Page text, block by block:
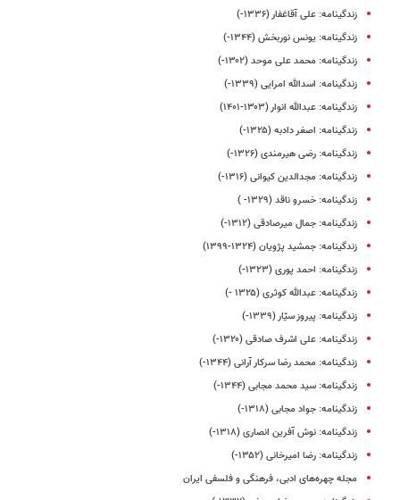
زندگینامه: علی آقاغفار (۱۳۳۶-)
زندگینامه: یونس نوربخش (۱۳۴۴-)
زندگینامه: محمد علی موحد (۱۳۰۲-)
زندگینامه: اسدالله امرایی (۱۳۳۹-)
زندگینامه: عبدالله انوار (۱۳۰۳-۱۴۰۱)
زندگینامه: اصغر دادبه (۱۳۲۵-)
زندگینامه: رضی هیرمندی (۱۳۲۶-)
زندگینامه: مجدالدین کیوانی (۱۳۱۶-)
زندگینامه: خسرو ناقد (۱۳۲۹- )
زندگینامه: جمال میرصادقی (۱۳۱۲-)
زندگینامه: جمشید پژویان (۱۳۲۴-۱۳۹۹)
زندگینامه: احمد پوری (۱۳۲۳-)
زندگینامه: عبدالله کوثری (۱۳۲۵ -)
زندگینامه‌: پیروز سیّار (۱۳۳۹-)
زندگینامه: علی‌ اشرف صادقی (۱۳۲۰-)
زندگینامه: محمد رضا سرکار آرانی (۱۳۴۴-)
زندگینامه: سید محمد مجابی (۱۳۴۴-)
زندگینامه: جواد مجابی (۱۳۱۸-)
زندگینامه: نوش آفرین انصاری (۱۳۱۸-)
زندگینامه: رضا امیرخانی (۱۳۵۲-)
مجله چهره‌های ادبی، فرهنگی و فلسفی ایران